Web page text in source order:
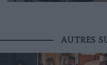
AUTRES